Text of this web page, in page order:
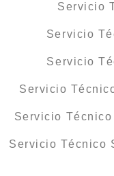
Servicio
Servicio
Servicio
Servicio
Servicio
Servicio Técnico